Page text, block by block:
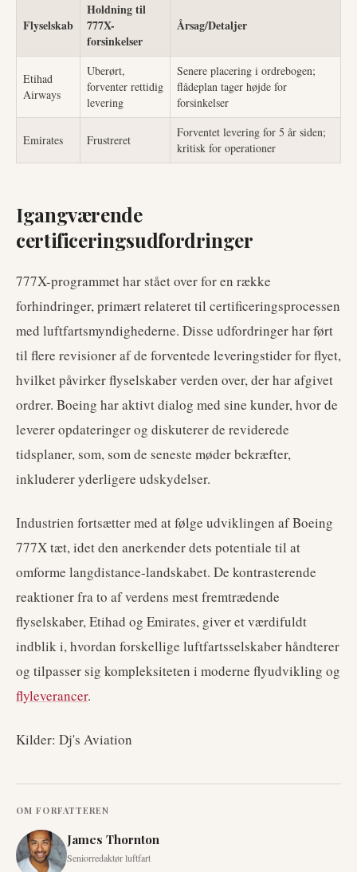
Flyselskab
Holdning til
777X-
forsinkelser
Årsag/Detaljer
Etihad
Airways
Uberørt,
forventer rettidig
levering
Senere placering i ordrebogen;
flådeplan tager højde for
forsinkelser
Emirates Frustreret
Forventet levering for 5 år siden;
kritisk for operationer
Igangværende
certificeringsudfordringer
777X-programmet har stået over for en række
forhindringer, primært relateret til certificeringsprocessen
med luftfartsmyndighederne. Disse udfordringer har ført
til flere revisioner af de forventede leveringstider for flyet,
hvilket påvirker flyselskaber verden over, der har afgivet
ordrer. Boeing har aktivt dialog med sine kunder, hvor de
leverer opdateringer og diskuterer de reviderede
tidsplaner, som, som de seneste møder bekræfter,
inkluderer yderligere udskydelser.
Industrien fortsætter med at følge udviklingen af Boeing
777X tæt, idet den anerkender dets potentiale til at
omforme langdistance-landskabet. De kontrasterende
reaktioner fra to af verdens mest fremtrædende
flyselskaber, Etihad og Emirates, giver et værdifuldt
indblik i, hvordan forskellige luftfartsselskaber håndterer
og tilpasser sig kompleksiteten i moderne flyudvikling og
flyleverancer.
Kilder: Dj's Aviation
OM FORFATTEREN
James Thornton
Seniorredaktør luftfart